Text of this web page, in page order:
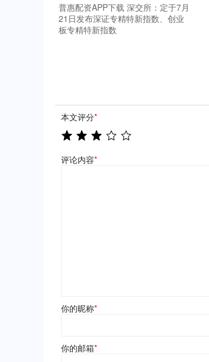
普惠配资APP下载 深交所：定于7月
21日发布深证专精特新指数、创业
板专精特新指数
本文评分*
评论内容*
你的昵称*
你的邮箱*